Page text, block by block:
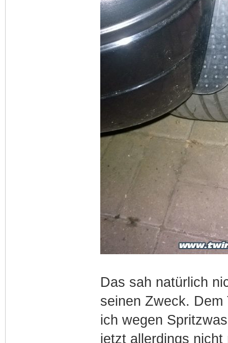
Das sah natürlich
seinen Zweck.
ich wegen
jetzt allerdings